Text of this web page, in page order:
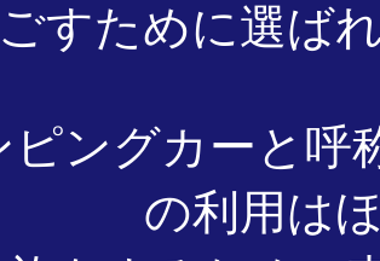
ごすために選ば
ピングカーと呼
の利用は